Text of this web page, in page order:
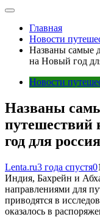
Главная
Новости
Названы самые
на Новый год
Новости
Названы
год для
Lenta.ru3 года спустя0
Индия, Бахрейн и
направлениями для
приводятся в
оказалось в